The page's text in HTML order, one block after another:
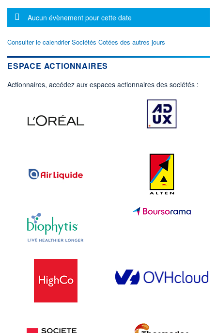
Message d'information
Aucun évènement pour cette date
Consulter le calendrier Sociétés Cotées des autres jours
ESPACE ACTIONNAIRES
Actionnaires, accédez aux espaces actionnaires des sociétés :